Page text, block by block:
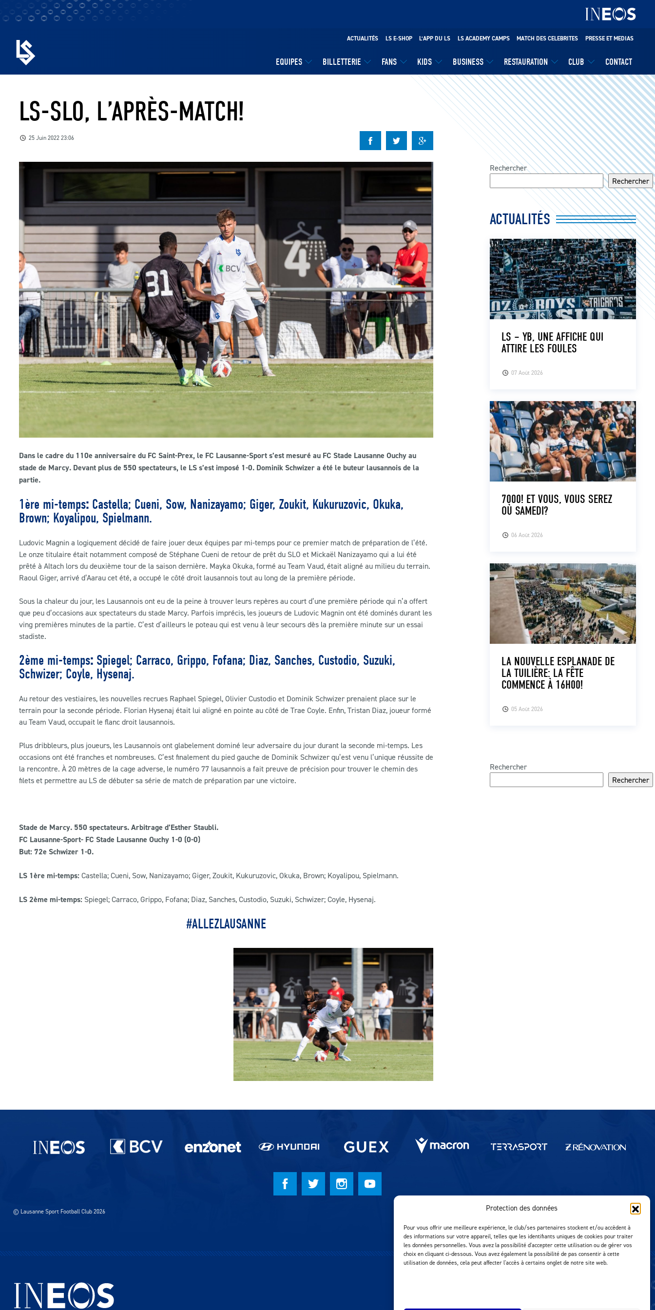
Protection des données
Pour vous offrir une meilleure expérience, le club/ses partenaires stockent et/ou accèdent à
des informations sur votre appareil, telles que les identifiants uniques de cookies pour traiter
les données personnelles. Vous avez la possibilité d'accepter cette utilisation ou de gérer vos
choix en cliquant ci-dessous. Vous avez également la possibilité de pas consentir à cette
utilisation de données, cela peut affecter l'accès à certains onglet de notre site web.
EQUIPES BILLETTERIE FANS KIDS BUSINESS RESTAURATION CLUB CONTACT
ACTUALITÉS LS E-SHOP L’APP DU LS LS ACADEMY CAMPS MATCH DES CELEBRITES PRESSE ET MEDIAS
LS-SLO, L’APRÈS-MATCH!
25 Juin 2022 23:06
Dans le cadre du 110e anniversaire du FC Saint-Prex, le FC Lausanne-Sport s’est mesuré au FC Stade Lausanne Ouchy au
stade de Marcy. Devant plus de 550 spectateurs, le LS s’est imposé 1-0. Dominik Schwizer a été le buteur lausannois de la
partie.
1ère mi-temps: Castella; Cueni, Sow, Nanizayamo; Giger, Zoukit, Kukuruzovic, Okuka,
Brown; Koyalipou, Spielmann.
Ludovic Magnin a logiquement décidé de faire jouer deux équipes par mi-temps pour ce premier match de préparation de l’été.
Le onze titulaire était notamment composé de Stéphane Cueni de retour de prêt du SLO et Mickaël Nanizayamo qui a lui été
prêté à Altach lors du deuxième tour de la saison dernière. Mayka Okuka, formé au Team Vaud, était aligné au milieu du terrain.
Raoul Giger, arrivé d’Aarau cet été, a occupé le côté droit lausannois tout au long de la première période.
Sous la chaleur du jour, les Lausannois ont eu de la peine à trouver leurs repères au court d’une première période qui n’a offert
que peu d’occasions aux spectateurs du stade Marcy. Parfois imprécis, les joueurs de Ludovic Magnin ont été dominés durant les
ving premières minutes de la partie. C’est d’ailleurs le poteau qui est venu à leur secours dès la première minute sur un essai
stadiste.
2ème mi-temps: Spiegel; Carraco, Grippo, Fofana; Diaz, Sanches, Custodio, Suzuki,
Schwizer; Coyle, Hysenaj.
Au retour des vestiaires, les nouvelles recrues Raphael Spiegel, Olivier Custodio et Dominik Schwizer prenaient place sur le
terrain pour la seconde période. Florian Hysenaj était lui aligné en pointe au côté de Trae Coyle. Enfin, Tristan Diaz, joueur formé
au Team Vaud, occupait le flanc droit lausannois.
Plus dribbleurs, plus joueurs, les Lausannois ont glabelement dominé leur adversaire du jour durant la seconde mi-temps. Les
occasions ont été franches et nombreuses. C’est finalement du pied gauche de Dominik Schwizer qu’est venu l’unique réussite de
la rencontre. À 20 mètres de la cage adverse, le numéro 77 lausannois a fait preuve de précision pour trouver le chemin des
filets et permettre au LS de débuter sa série de match de préparation par une victoire.
Stade de Marcy. 550 spectateurs. Arbitrage d’Esther Staubli.
FC Lausanne-Sport- FC Stade Lausanne Ouchy 1-0 (0-0)
But: 72e Schwizer 1-0.
LS 1ère mi-temps: Castella; Cueni, Sow, Nanizayamo; Giger, Zoukit, Kukuruzovic, Okuka, Brown; Koyalipou, Spielmann.
LS 2ème mi-temps: Spiegel; Carraco, Grippo, Fofana; Diaz, Sanches, Custodio, Suzuki, Schwizer; Coyle, Hysenaj.
#ALLEZLAUSANNE
Rechercher
Rechercher
ACTUALITÉS
07 Août 2026
LS – YB, UNE AFFICHE QUI
ATTIRE LES FOULES
06 Août 2026
7000! ET VOUS, VOUS SEREZ
OÙ SAMEDI?
05 Août 2026
LA NOUVELLE ESPLANADE DE
LA TUILIÈRE: LA FÊTE
COMMENCE À 16H00!
Rechercher
Rechercher
Partenaires du lausanne-Sport
© Lausanne Sport Football Club 2026